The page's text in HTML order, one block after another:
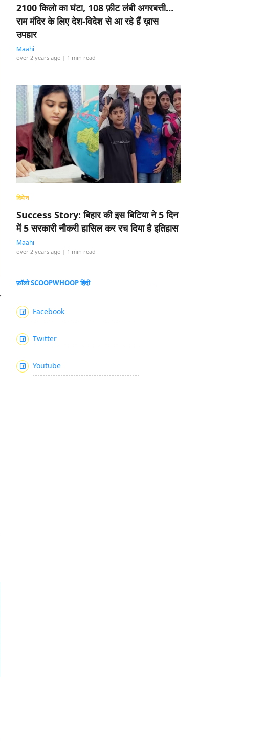
2100 किलो का घंटा, 108 फ़ीट लंबी अगरबत्ती…
राम मंदिर के लिए देश-विदेश से आ रहे हैं ख़ास
उपहार
Maahi
over 2 years ago | 1 min read
विमेन
Success Story: बिहार की इस बिटिया ने 5 दिन
में 5 सरकारी नौकरी हासिल कर रच दिया है इतिहास
Maahi
over 2 years ago | 1 min read
फ़ॉलो SCOOPWHOOP हिंदी
Facebook
Twitter
Youtube